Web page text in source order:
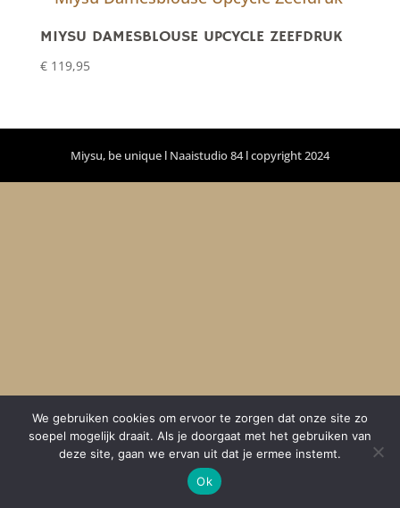
MIYSU DAMESBLOUSE UPCYCLE ZEEFDRUK
€119,95
Miysu, be unique l Naaistudio 84 l copyright 2024
We gebruiken cookies om ervoor te zorgen dat onze site zo
soepel mogelijk draait. Als je doorgaat met het gebruiken van
deze site, gaan we ervan uit dat je ermee instemt.
Ok